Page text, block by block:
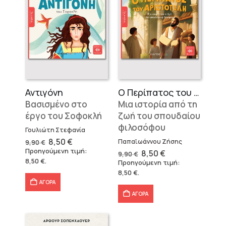
Αντιγόνη
Βασισμένο στο
έργο του Σοφοκλή
Γουλιώτη Στεφανία
9,90€ Original
price
was:
8,50€Η
τρέχουσα
τιμή
Προηγούμενη τιμή:
8,50€.
ΑΓΟΡΑ
Ο Περίπατος του Αριστοτέλη
Μια ιστορία από τη
ζωή του σπουδαίου
φιλοσόφου
Παπαϊωάννου Ζήσης
9,90€ Original
price
was:
8,50€Η
τρέχουσα
τιμή
Προηγούμενη τιμή:
8,50€.
ΑΓΟΡΑ